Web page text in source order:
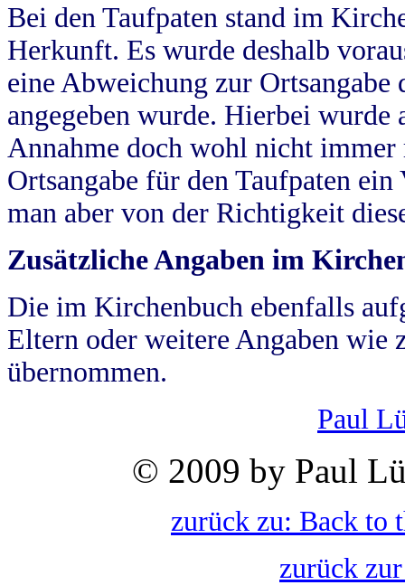
Bei den Taufpaten stand im
Herkunft. Es wurde deshalb
eine Abweichung zur
angegeben wurde. Hierbei wurde
Annahme doch wohl nicht
Ortsangabe für den Taufpaten
man aber von der Richtigkeit
Zusätzliche Angaben im
Die im Kirchenbuch ebenfalls
Eltern oder weitere Angaben wie
übernommen.
Paul
© 2009 by Paul
zurück zu: Back to
zurück